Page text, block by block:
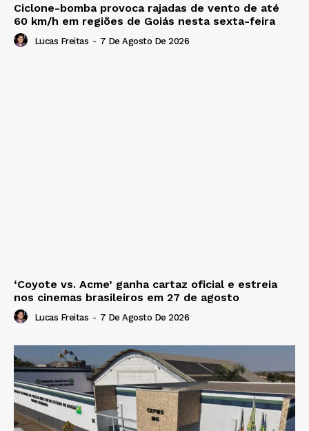
Ciclone-bomba provoca rajadas de vento de até
60 km/h em regiões de Goiás nesta sexta-feira
Lucas Freitas - 7 De Agosto De 2026
‘Coyote vs. Acme’ ganha cartaz oficial e estreia
nos cinemas brasileiros em 27 de agosto
Lucas Freitas - 7 De Agosto De 2026